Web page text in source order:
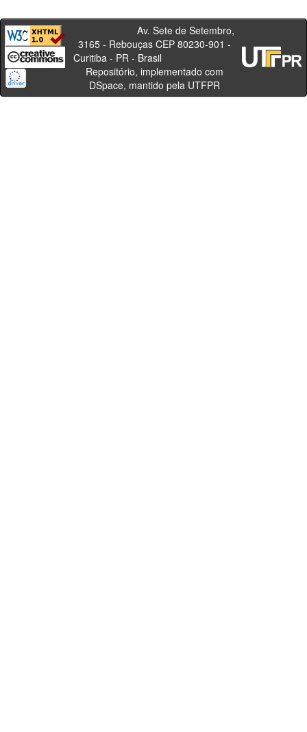
Av. Sete de Setembro,
3165 - Rebouças CEP 80230-901 -
Curitiba - PR - Brasil
Repositório, implementado com
DSpace, mantido pela UTFPR